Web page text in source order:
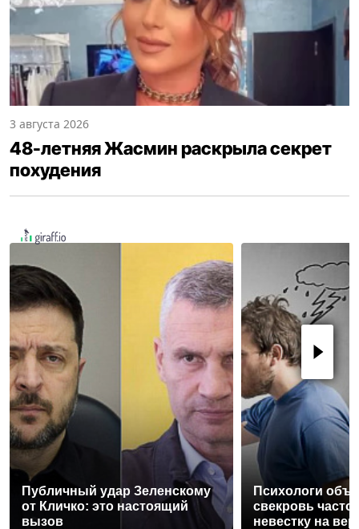
3 августа 2026
48-летняя Жасмин раскрыла секрет
похудения
Публичный удар Зеленскому
от Кличко: это настоящий
вызов
Психологи
свекровь часто
невестку на